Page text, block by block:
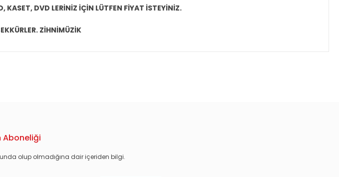
KASET, DVD LERİNİZ İÇİN LÜTFEN FİYAT İSTEYİNİZ.
ZİHNİMÜZİK
Aboneliği
olup olmadığına dair içeriden bilgi.